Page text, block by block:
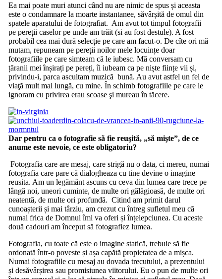
Ea mai poate muri atunci când nu are nimic de spus și aceasta
este o condamnare la moarte instantanee, săvârșită de omul din
spatele aparatului de fotografiat. Am avut tot timpul fotografii
pe pereții caselor pe unde am trăit (si au fost destule). A fost
probabil cea mai dură selecție pe care am facut-o. De cîte ori mă
mutam, repuneam pe pereții noilor mele locuințe doar
fotografiile pe care simteam că le iubesc. Mă conversam cu
țăranii mei înșirați pe pereți, îi iubeam ca pe niște ființe vii și,
privindu-i, parca ascultam muzică bună. Au avut astfel un fel de
viaţă mult mai lungă, cu mine. În schimb fotografiile pe care le
ignoram cu privirea erau scoase şi mureau în tăcere.
Dar pentru ca o fotografie să fie reuşită, „să mişte”, de ce
anume este nevoie, ce este obligatoriu?
Fotografia care are mesaj, care strigă nu o data, ci mereu, numai
fotografia care pare că dialogheaza cu tine devine o imagine
reusita. Am un legământ ascuns cu ceva din lumea care trece pe
lângă noi, uneori cuminte, de multe ori gălăgioasă, de multe ori
neatentă, de multe ori profundă. Citind am primit darul
cunoașterii și mai târziu, am crezut cu întreg sufletul meu că
numai frica de Domnul îmi va oferi și înțelepciunea. Cu aceste
două cadouri am început să fotografiez lumea.
Fotografia, cu toate că este o imagine statică, trebuie să fie
ordonată într-o poveste și așa capătă propietatea de a mișca.
Numai fotografiile cu mesaj au dovada trecutului, a prezentului
și desăvârșirea sau promisiunea viitorului. Eu o pun de multe ori